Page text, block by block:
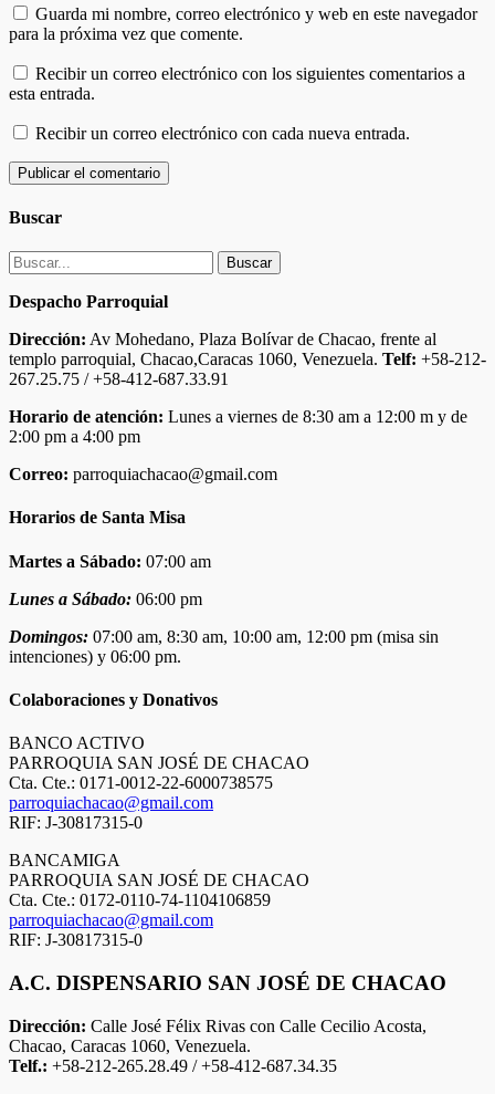
Guarda mi nombre, correo electrónico y web en este navegador
para la próxima vez que comente.
Recibir un correo electrónico con los siguientes comentarios a
esta entrada.
Recibir un correo electrónico con cada nueva entrada.
Buscar
Buscar:
Despacho Parroquial
Dirección: Av Mohedano, Plaza Bolívar de Chacao, frente al
templo parroquial, Chacao,Caracas 1060, Venezuela. Telf: +58-212-
267.25.75 / +58-412-687.33.91
Horario de atención: Lunes a viernes de 8:30 am a 12:00 m y de
2:00 pm a 4:00 pm
Correo: parroquiachacao@gmail.com
Horarios de Santa Misa
Martes a Sábado: 07:00 am
Lunes a Sábado: 06:00 pm
Domingos: 07:00 am, 8:30 am, 10:00 am, 12:00 pm (misa sin
intenciones) y 06:00 pm.
Colaboraciones y Donativos
BANCO ACTIVO
PARROQUIA SAN JOSÉ DE CHACAO
Cta. Cte.: 0171-0012-22-6000738575
parroquiachacao@gmail.com
RIF: J-30817315-0
BANCAMIGA
PARROQUIA SAN JOSÉ DE CHACAO
Cta. Cte.: 0172-0110-74-1104106859
parroquiachacao@gmail.com
RIF: J-30817315-0
A.C. DISPENSARIO SAN JOSÉ DE CHACAO
Dirección: Calle José Félix Rivas con Calle Cecilio Acosta,
Chacao, Caracas 1060, Venezuela.
Telf.: +58-212-265.28.49 / +58-412-687.34.35